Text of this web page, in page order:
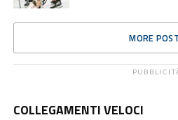
MORE
COLLEGAMENTI VELOCI